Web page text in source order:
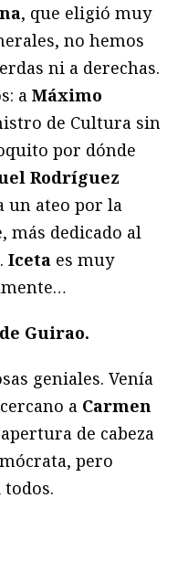
, que eligió muy
no hemos
ni a derechas.
a Máximo
de Cultura sin
por dónde
Rodríguez
un ateo por la
más dedicado al
Iceta es muy
Guirao.
geniales. Venía
a Carmen
de cabeza
pero
todos.